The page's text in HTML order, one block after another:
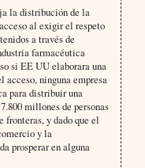
la distribución de la
al exigir el respeto
a través de
farmacéutica
si EE UU elaborara una
acceso, ninguna empresa
para distribuir una
millones de personas
fronteras, y dado que el
y la
prosperar en alguna